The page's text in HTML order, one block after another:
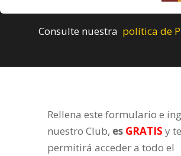
Consulte nuestra política de
Rellena este formulario e
nuestro Club, es GRATIS y te
permitirá acceder a todo el